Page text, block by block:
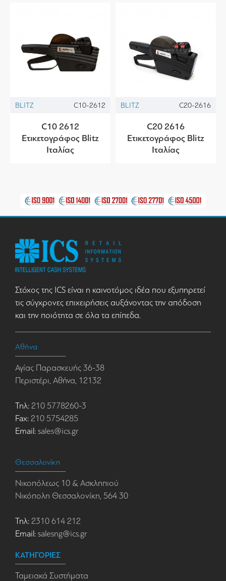
BLITZ C10-2612
C10 2612
Ετικετογράφος Blitz
Ιταλίας
BLITZ C20-2616
C20 2616
Ετικετογράφος Blitz
Ιταλίας
Στόχος της ICS είναι η καινοτόμος ιδέα που εξυπηρετεί
τις σύγχρονες επιχειρήσεις αυξάνοντας την απόδοση
και την ποιότητα σε όλα τα επίπεδα.
Αθήνα
Αγίας Παρασκευής 36-38
Περιστέρι, Αθήνα, 12132
Τηλ: 210 5778260-3
Fax: 210 5754285
Email: sales@ics.gr
Θεσσαλονίκη
Νικοπόλεως 10 & Ασκληπιού
Νικόπολη Θεσσαλονίκη, 564 30
Τηλ: 2310 614 212
Email: salesng@ics.gr
ΚΑΤΗΓΟΡΙΕΣ
Ταμειακά Συστήματα